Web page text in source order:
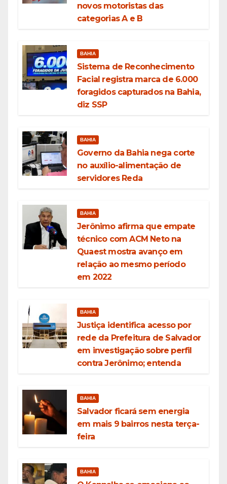
novos motoristas das
categorias A e B
BAHIA
Sistema de Reconhecimento
Facial registra marca de 6.000
foragidos capturados na Bahia,
diz SSP
BAHIA
Governo da Bahia nega corte
no auxílio-alimentação de
servidores Reda
BAHIA
Jerônimo afirma que empate
técnico com ACM Neto na
Quaest mostra avanço em
relação ao mesmo período
em 2022
BAHIA
Justiça identifica acesso por
rede da Prefeitura de Salvador
em investigação sobre perfil
contra Jerônimo; entenda
BAHIA
Salvador ficará sem energia
em mais 9 bairros nesta terça-
feira
BAHIA